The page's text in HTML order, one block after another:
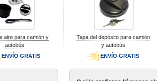
aire para camión y
autobús
ENVÍO GRATIS
Tapa del depósito para camión
y autobús
ENVÍO GRATIS